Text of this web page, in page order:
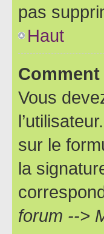
pas
Haut
Vous
sur le
la
forum -->